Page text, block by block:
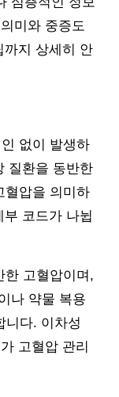
미와 중증도
까지 상세히 안
없이 발생하
질환을 동반한
혈압을 의미하
코드가 나뉩
한 고혈압이며,
나 약물 복용
니다. 이차성
고혈압 관리